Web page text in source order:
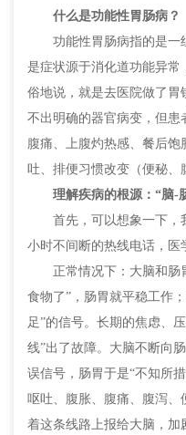
什么是功能性胃肠病？
功能性胃肠病指的是一
是症状源于消化道功能异常
俗地说，就是去医院做了胃
不出明确的器官病变，但
腹痛、上腹灼热感、餐后
吐、排便习惯改变（便秘、
理解疾病的根源：“脑-
首先，可以想象一下，
小时不间断的热线电话，医
正常情况下：大脑和肠
食物了”，肠胃就平稳工作
足”的信号。长期的焦虑、
线”出了故障。大脑不断向
误信号，肠胃于是“不知所
呕吐、腹胀、腹痛、腹泻
着这条线路上报给大脑，加